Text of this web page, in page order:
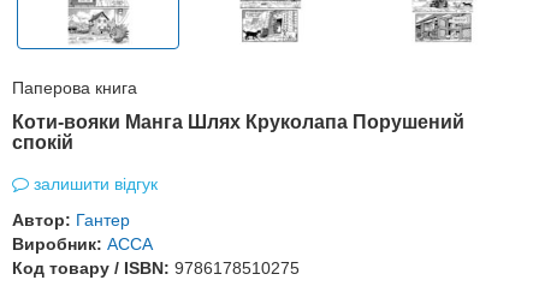
Паперова книга
Коти-вояки Манга Шлях Круколапа Порушений
спокій
залишити відгук
Автор: Гантер
Виробник: АССА
Код товару / ISBN: 9786178510275